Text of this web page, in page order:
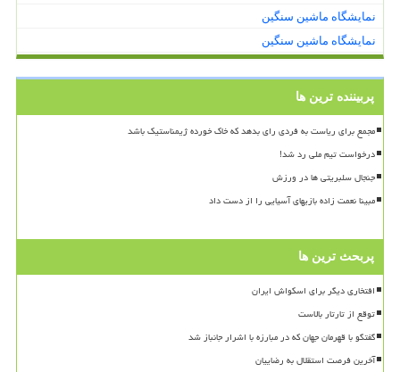
نمایشگاه ماشین سنگین
نمایشگاه ماشین سنگین
پربیننده ترین ها
مجمع برای ریاست به فردی رای بدهد که خاک خورده ژیمناستیک باشد
درخواست تیم ملی رد شد!
جنجال سلبریتی ها در ورزش
مبینا نعمت زاده بازیهای آسیایی را از دست داد
پربحث ترین ها
افتخاری دیگر برای اسکواش ایران
توقع از تارتار بالاست
گفتگو با قهرمان جهان که در مبارزه با اشرار جانباز شد
آخرین فرصت استقلال به رضاییان